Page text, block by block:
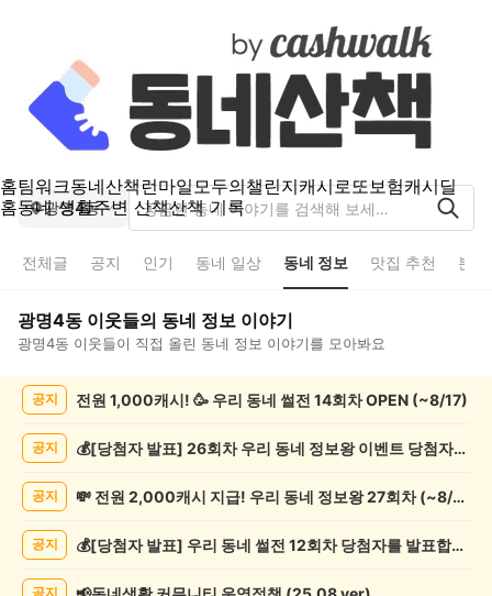
홈팀워크동네산책런마일모두의챌린지캐시로또보험캐시딜
홈동네 생활주변 산책산책 기록
광명4동
전체글 공지 인기 동네 일상 동네 정보 맛집 추천 분
광명4동 이웃들의 동네 정보 이야기
광명4동 이웃들이 직접 올린 동네 정보 이야기를 모아봐요
공지 전원 1,000캐시! 🥳 우리 동네 썰전 14회차 OPEN (~8/17)
공지 💰[당첨자 발표] 26회차 우리 동네 정보왕 이벤트 당첨자를 발표합니다!
공지 💸 전원 2,000캐시 지급! 우리 동네 정보왕 27회차 (~8/10)
공지 💰[당첨자 발표] 우리 동네 썰전 12회차 당첨자를 발표합니다!
공지